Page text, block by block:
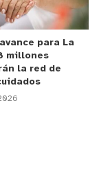
proyecto
versión del
una
apoyar a
para La
millones
la red de